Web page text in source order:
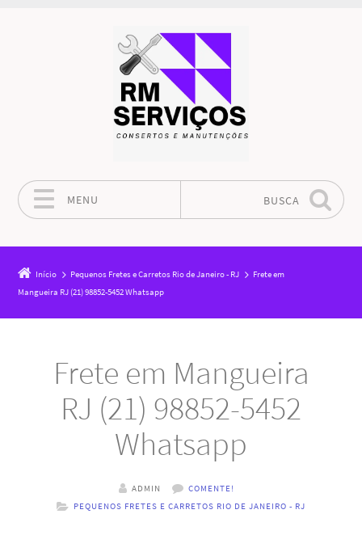
MENU BUSCA
Início Pequenos Fretes e Carretos Rio de Janeiro - RJ
Frete em
Mangueira RJ (21) 98852-5452 Whatsapp
Frete em Mangueira
RJ (21) 98852-5452
Whatsapp
ADMIN
COMENTE!
PEQUENOS FRETES E CARRETOS RIO DE JANEIRO - RJ